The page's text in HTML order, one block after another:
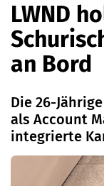
LWND
an Bord
Die 26-
als Account
integrierte